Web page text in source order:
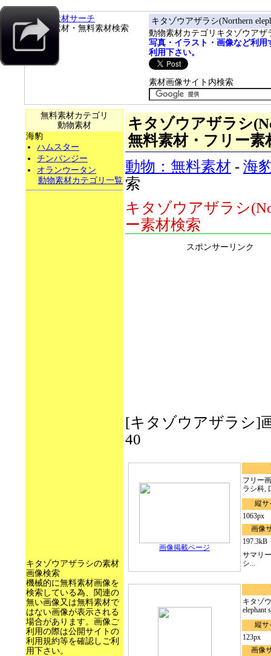
フリー素材サーチ
フリー素材・無料素材検索
キタゾウアザラシ(Northern
動物素材カテゴリキタゾウア
写真・イラスト・画像など利
利用下さい。
素材画像サイト内検索
無料素材カテゴリ
動物素材
海豹
ハムスター
チンパンジー
オランウータン
動物素材カテゴリ一覧
キタゾウアザラシの素材
画像検索
機械的に無料素材画像を
検索している為、関連の
無い画像又は無料素材で
はない画像が表示される
場合があります。画像ご
利用の際は公開サイトの
利用規約等を確認しご利
用下さい。
キタゾウアザラシ
無料素材・フリー素
動物：無料素材 - 海
索
キタゾウアザラシ
ー素材検索
スポンサーリンク
[キタゾウアザラシ]
40
画像掲載ページ
フリー
ラシ科,
縦サ
1063px
画像
197.3kB
サマリ
シ...
キタゾ
elephant
縦サ
123px
画像